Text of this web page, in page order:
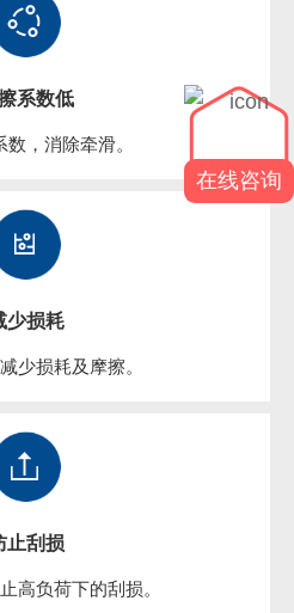
系数低
，消除牵滑。
少损耗
少损耗及摩擦。
止刮损
高负荷下的刮损。
在线咨询